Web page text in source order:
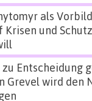
als
Krisen und
zu Entscheidung
Grevel wird den